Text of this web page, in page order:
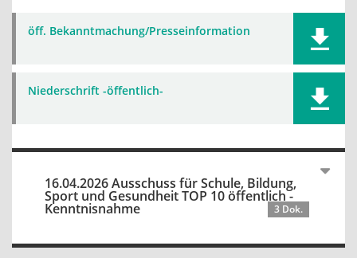
öff. Bekanntmachung/Presseinformation
Niederschrift -öffentlich-
16.04.2026 Ausschuss für Schule, Bildung,
Sport und Gesundheit TOP 10 öffentlich -
Kenntnisnahme 3 Dok.